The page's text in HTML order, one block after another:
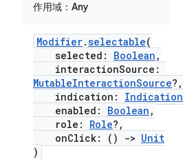
作用域： Any
Modifier.selectable(
selected: Boolean ,
interactionSource:
MutableInteractionSource?,
indication: Indication
enabled: Boolean ,
role: Role?,
onClick: ()
-> Unit
)